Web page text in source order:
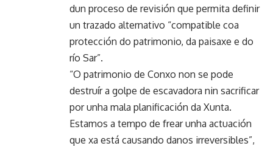
dun proceso de revisión que permita definir
un trazado alternativo “compatible coa
protección do patrimonio, da paisaxe e do
río Sar”.
“O patrimonio de Conxo non se pode
destruír a golpe de escavadora nin sacrificar
por unha mala planificación da Xunta.
Estamos a tempo de frear unha actuación
que xa está causando danos irreversibles”,